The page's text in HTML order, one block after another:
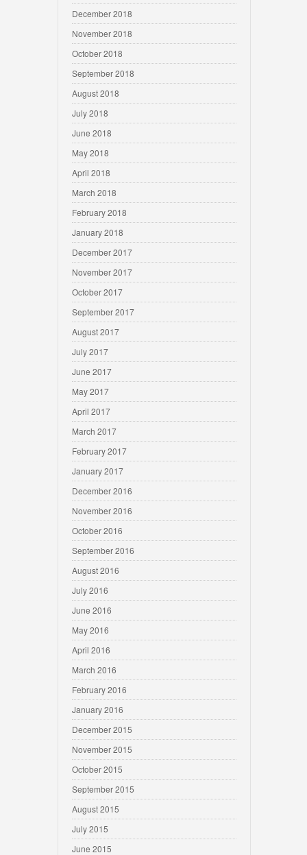
December 2018
November 2018
October 2018
September 2018
August 2018
July 2018
June 2018
May 2018
April 2018
March 2018
February 2018
January 2018
December 2017
November 2017
October 2017
September 2017
August 2017
July 2017
June 2017
May 2017
April 2017
March 2017
February 2017
January 2017
December 2016
November 2016
October 2016
September 2016
August 2016
July 2016
June 2016
May 2016
April 2016
March 2016
February 2016
January 2016
December 2015
November 2015
October 2015
September 2015
August 2015
July 2015
June 2015